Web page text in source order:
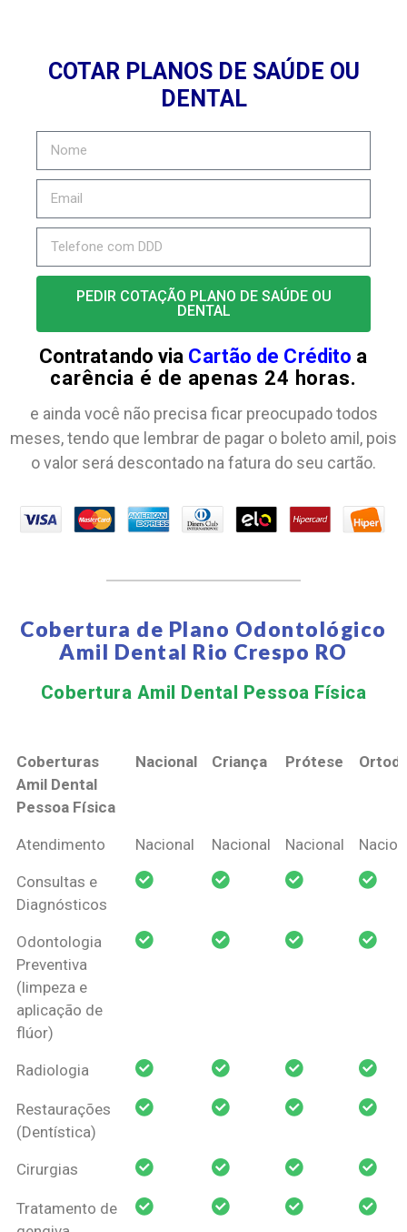
COTAR PLANOS DE SAÚDE OU
DENTAL
PEDIR COTAÇÃO PLANO DE SAÚDE OU
DENTAL
Contratando via Cartão de Crédito a
carência é de apenas 24 horas.
e ainda você não precisa ficar preocupado todos
meses, tendo que lembrar de pagar o boleto amil, pois
o valor será descontado na fatura do seu cartão.
Cobertura de Plano Odontológico
Amil Dental Rio Crespo RO
Cobertura Amil Dental Pessoa Física​
Coberturas
Amil Dental
Pessoa Física
Nacional Criança Prótese
Coberturas
Pessoa Física
Nacional Criança Prótese
Atendimento Nacional Nacional Nacional
Consultas e
Diagnósticos
Odontologia
Preventiva
(limpeza e
aplicação de
flúor)
Radiologia
Restaurações
(Dentística)
Cirurgias
Tratamento de